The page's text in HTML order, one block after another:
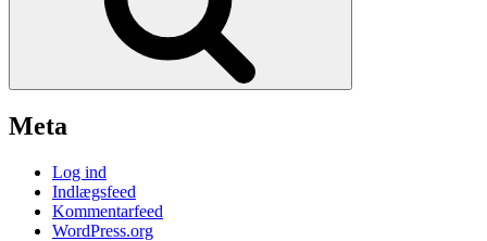
Meta
Log ind
Indlægsfeed
Kommentarfeed
WordPress.org